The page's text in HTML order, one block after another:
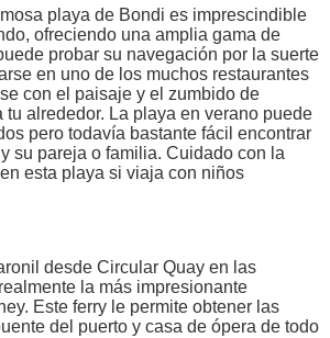
playa de Bondi es imprescindible
ofreciendo una amplia gama de
probar su navegación por la suerte
en uno de los muchos restaurantes
con el paisaje y el zumbido de
tu alrededor. La playa en verano puede
pero todavía bastante fácil encontrar
su pareja o familia. Cuidado con la
esta playa si viaja con niños
desde Circular Quay en las
la más impresionante
Este ferry le permite obtener las
del puerto y casa de ópera de todo